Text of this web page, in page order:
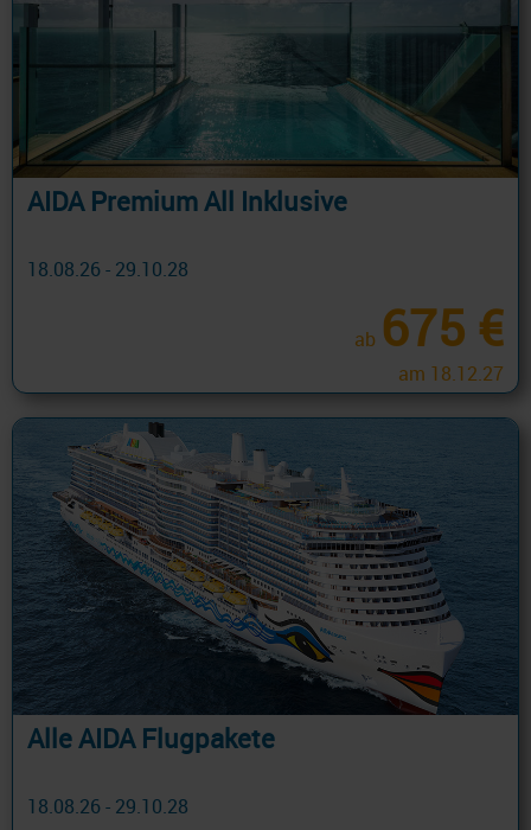
AIDA Premium All Inklusive
18.08.26 - 29.10.28
ab 675 €
am 18.12.27
Alle AIDA Flugpakete
18.08.26 - 29.10.28